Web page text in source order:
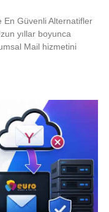
En Güvenli Alternatifler
yıllar boyunca
Mail hizmetini